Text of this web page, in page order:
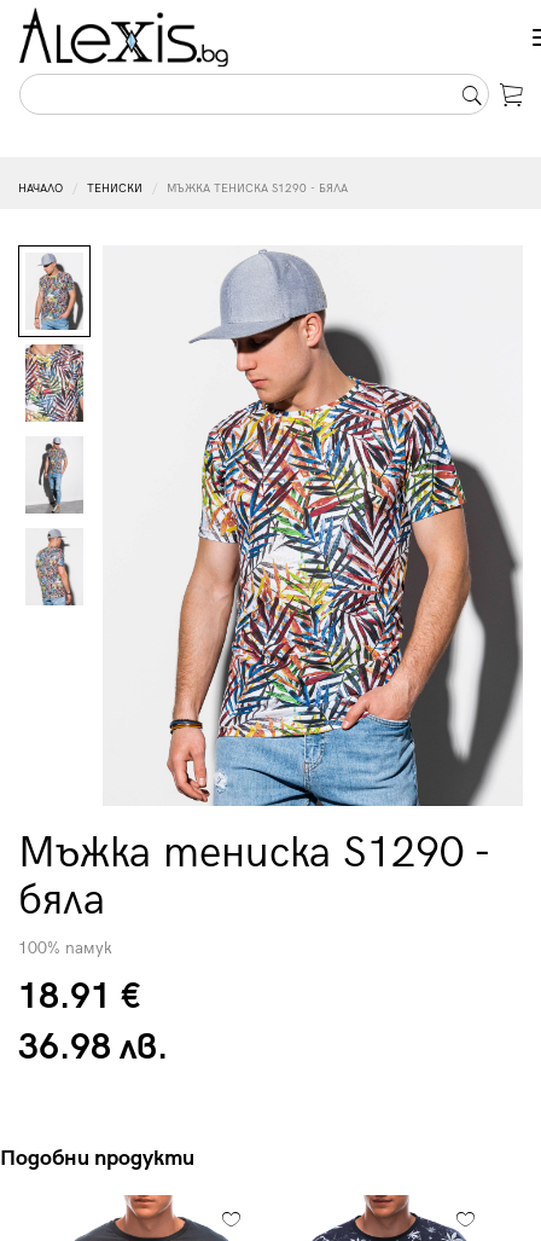
НАЧАЛО ТЕНИСКИ МЪЖКА ТЕНИСКА S1290 - БЯЛА
Мъжка тениска S1290 -
бяла
100% памук
18.91 €
36.98 лв.
Подобни продукти